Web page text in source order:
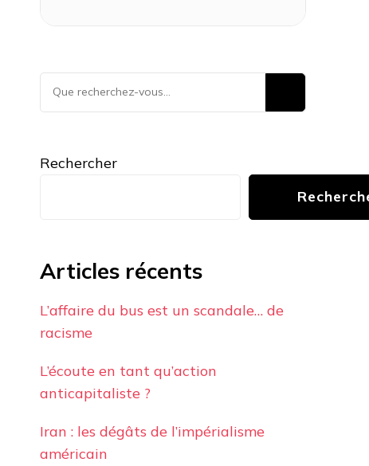
Vous
recherchiez
Rechercher
Articles récents
L’affaire du bus est un scandale… de
racisme
L’écoute en tant qu’action
anticapitaliste ?
Iran : les dégâts de l’impérialisme
américain